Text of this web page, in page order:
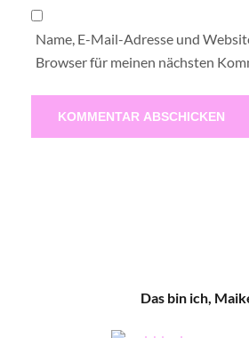
Name, E-Mail-Adresse und
Browser für meinen nächsten
Das bin ich,